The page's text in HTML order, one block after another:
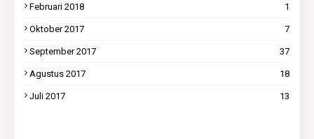
Februari 2018 1
Oktober 2017 7
September 2017 37
Agustus 2017 18
Juli 2017 13